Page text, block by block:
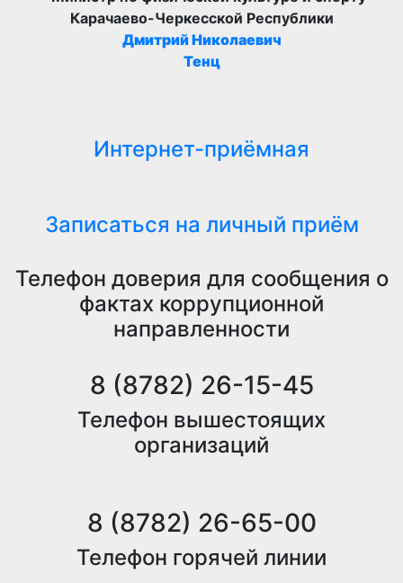
Дмитрий Николаевич
Тенц
Интернет-приёмная
Записаться на личный приём
Телефон доверия для сообщения о
фактах коррупционной
направленности
8 (8782) 26-15-45
Телефон вышестоящих
организаций
8 (8782) 26-65-00
Телефон горячей линии